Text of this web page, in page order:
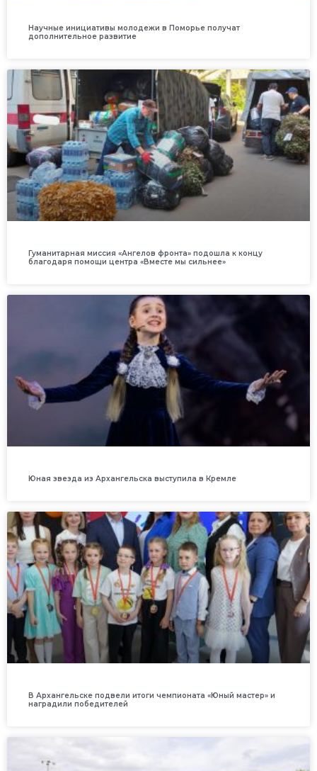
Научные инициативы молодежи в Поморье получат
дополнительное развитие
Гуманитарная миссия «Ангелов фронта» подошла к концу
благодаря помощи центра «Вместе мы сильнее»
Юная звезда из Архангельска выступила в Кремле
В Архангельске подвели итоги чемпионата «Юный мастер» и
наградили победителей